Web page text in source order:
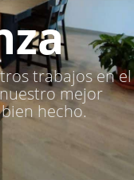
trabajos en el
mejor
hecho.